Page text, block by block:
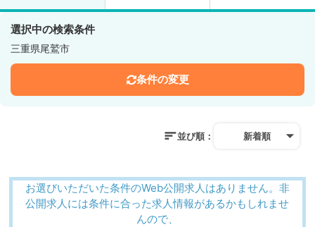
選択中の検索条件
三重県尾鷲市
条件の変更
並び順： 新着順
お選びいただいた条件のWeb公開求人はありません。非
公開求人には条件に合った求人情報があるかもしれませ
んので、